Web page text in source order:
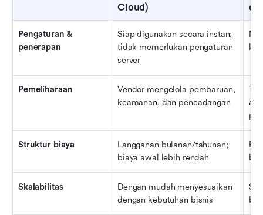
Cloud)
di
Pengaturan &
penerapan
Siap digunakan secara instan;
tidak memerlukan pengaturan
server
Pemeliharaan
Vendor mengelola pembaruan,
keamanan, dan pencadangan
Struktur biaya
Langganan bulanan/tahunan;
biaya awal lebih rendah
Skalabilitas
Dengan mudah menyesuaikan
dengan kebutuhan bisnis